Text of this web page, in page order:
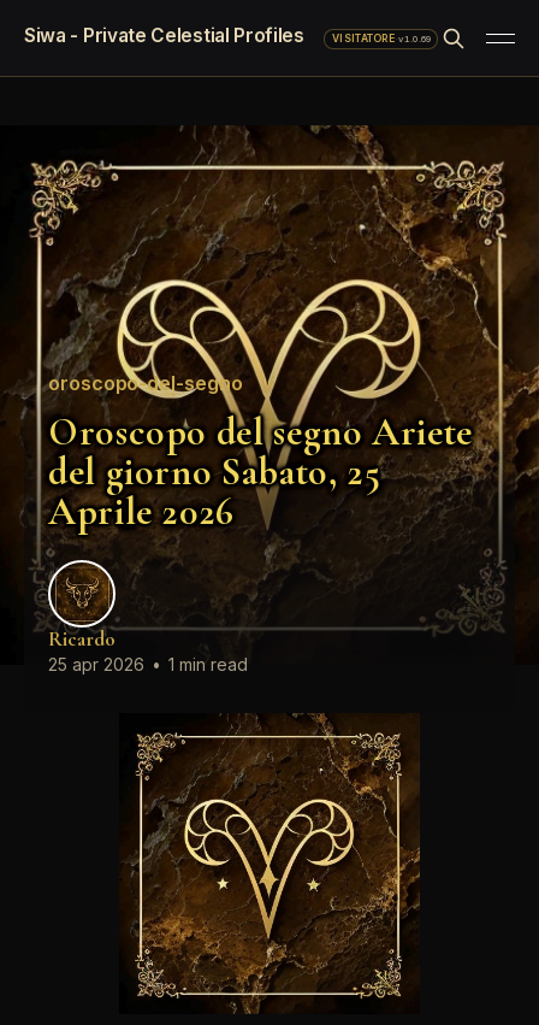
Siwa - Private Celestial Profiles VISITATORE·v1.0.69
oroscopo-del-segno
Oroscopo del segno Ariete
del giorno Sabato, 25
Aprile 2026
Ricardo
25 apr 2026 • 1 min read